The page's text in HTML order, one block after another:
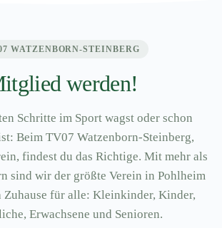
WATZENBORN-STEINBERG
werden!
Schritte im Sport wagst oder schon
Beim TV07 Watzenborn-Steinberg,
findest du das Richtige. Mit mehr als
sind wir der größte Verein in Pohlheim
Zuhause für alle: Kleinkinder, Kinder,
Erwachsene und Senioren.